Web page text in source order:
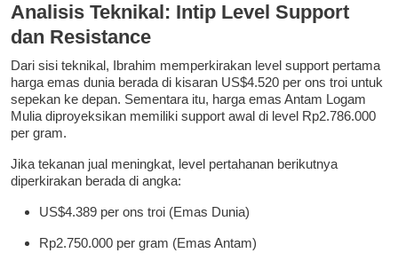
Analisis Teknikal: Intip Level Support
dan Resistance
Dari sisi teknikal, Ibrahim memperkirakan level support pertama
harga emas dunia berada di kisaran US$4.520 per ons troi untuk
sepekan ke depan. Sementara itu, harga emas Antam Logam
Mulia diproyeksikan memiliki support awal di level Rp2.786.000
per gram.
Jika tekanan jual meningkat, level pertahanan berikutnya
diperkirakan berada di angka:
US$4.389 per ons troi (Emas Dunia)
Rp2.750.000 per gram (Emas Antam)